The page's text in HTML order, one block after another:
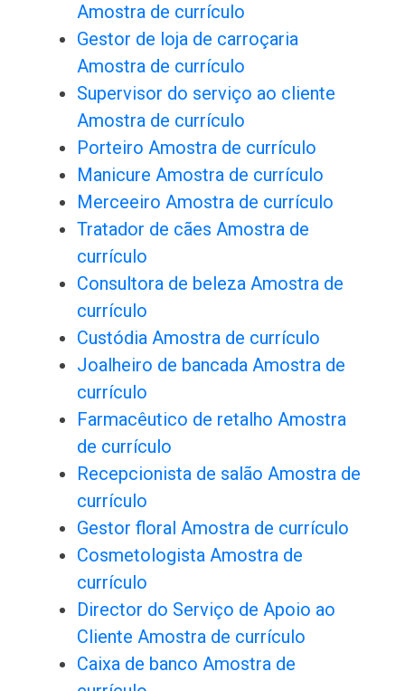
Amostra de currículo
Gestor de loja de carroçaria
Amostra de currículo
Supervisor do serviço ao cliente
Amostra de currículo
Porteiro Amostra de currículo
Manicure Amostra de currículo
Merceeiro Amostra de currículo
Tratador de cães Amostra de
currículo
Consultora de beleza Amostra de
currículo
Custódia Amostra de currículo
Joalheiro de bancada Amostra de
currículo
Farmacêutico de retalho Amostra
de currículo
Recepcionista de salão Amostra de
currículo
Gestor floral Amostra de currículo
Cosmetologista Amostra de
currículo
Director do Serviço de Apoio ao
Cliente Amostra de currículo
Caixa de banco Amostra de